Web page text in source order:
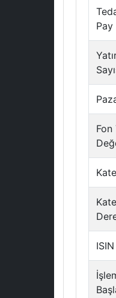
Pay
Fon